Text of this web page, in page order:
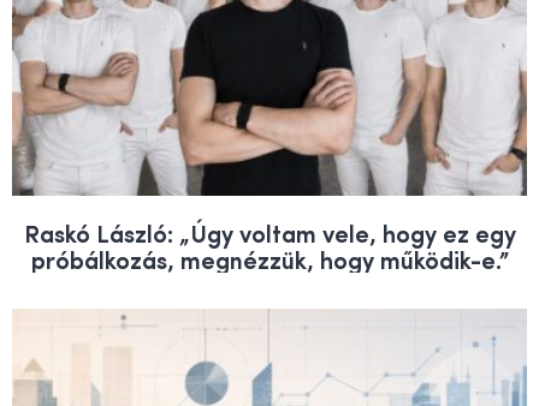
Raskó László: „Úgy voltam vele, hogy ez egy
próbálkozás, megnézzük, hogy működik-e.”